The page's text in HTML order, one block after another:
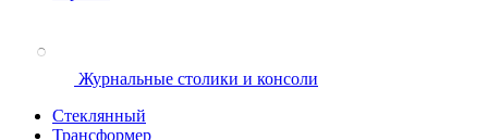
Журнальные столики и консоли
Стеклянный
Трансформер